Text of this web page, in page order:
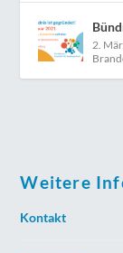
2.
Weitere
Kontakt